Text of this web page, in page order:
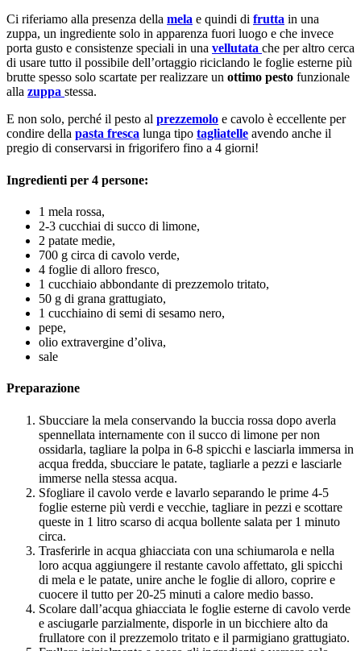
Ci riferiamo alla presenza della mela e quindi di frutta in una
zuppa, un ingrediente solo in apparenza fuori luogo e che invece
porta gusto e consistenze speciali in una vellutata che per altro cerca
di usare tutto il possibile dell’ortaggio riciclando le foglie esterne più
brutte spesso solo scartate per realizzare un ottimo pesto funzionale
alla zuppa stessa.
E non solo, perché il pesto al prezzemolo e cavolo è eccellente per
condire della pasta fresca lunga tipo tagliatelle avendo anche il
pregio di conservarsi in frigorifero fino a 4 giorni!
Ingredienti per 4 persone:
1 mela rossa,
2-3 cucchiai di succo di limone,
2 patate medie,
700 g circa di cavolo verde,
4 foglie di alloro fresco,
1 cucchiaio abbondante di prezzemolo tritato,
50 g di grana grattugiato,
1 cucchiaino di semi di sesamo nero,
pepe,
olio extravergine d’oliva,
sale
Preparazione
Sbucciare la mela conservando la buccia rossa dopo averla
spennellata internamente con il succo di limone per non
ossidarla, tagliare la polpa in 6-8 spicchi e lasciarla immersa in
acqua fredda, sbucciare le patate, tagliarle a pezzi e lasciarle
immerse nella stessa acqua.
Sfogliare il cavolo verde e lavarlo separando le prime 4-5
foglie esterne più verdi e vecchie, tagliare in pezzi e scottare
queste in 1 litro scarso di acqua bollente salata per 1 minuto
circa.
Trasferirle in acqua ghiacciata con una schiumarola e nella
loro acqua aggiungere il restante cavolo affettato, gli spicchi
di mela e le patate, unire anche le foglie di alloro, coprire e
cuocere il tutto per 20-25 minuti a calore medio basso.
Scolare dall’acqua ghiacciata le foglie esterne di cavolo verde
e asciugarle parzialmente, disporle in un bicchiere alto da
frullatore con il prezzemolo tritato e il parmigiano grattugiato.